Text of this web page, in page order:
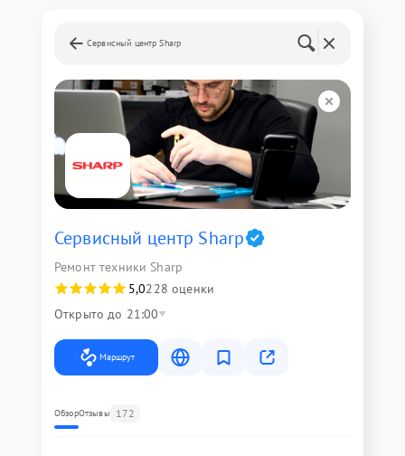
Сервисный центр Sharp
Сервисный центр Sharp
Ремонт техники Sharp
5,0228 оценки
Открыто до 21:00
Маршрут
ОбзорОтзывы 172